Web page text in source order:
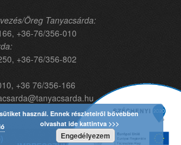
Öreg Tanyacsárda:
+36-76/356-010
+36-76/356-802
+36 76/356-166
használ. Ennek részleteiről bővebben
olvashat ide kattintva >>>
Engedélyezem